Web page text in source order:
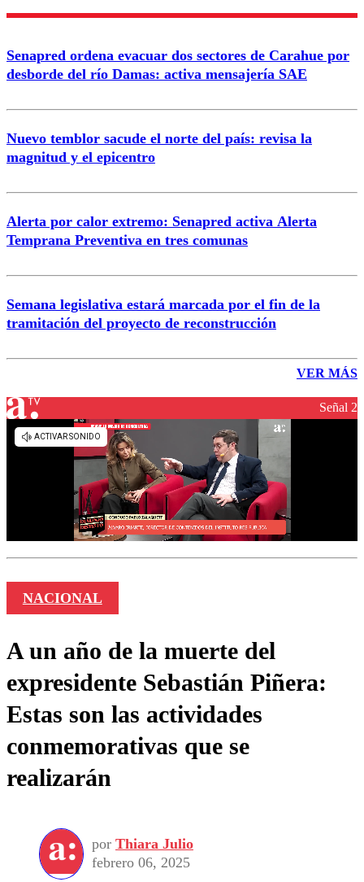
Enviar comentario
Senapred ordena evacuar dos sectores de Carahue por
desborde del río Damas: activa mensajería SAE
Nuevo temblor sacude el norte del país: revisa la
magnitud y el epicentro
Alerta por calor extremo: Senapred activa Alerta
Temprana Preventiva en tres comunas
Semana legislativa estará marcada por el fin de la
tramitación del proyecto de reconstrucción
VER MÁS
Señal 2
NACIONAL
A un año de la muerte del
expresidente Sebastián Piñera:
Estas son las actividades
conmemorativas que se
realizarán
por Thiara Julio
febrero 06, 2025